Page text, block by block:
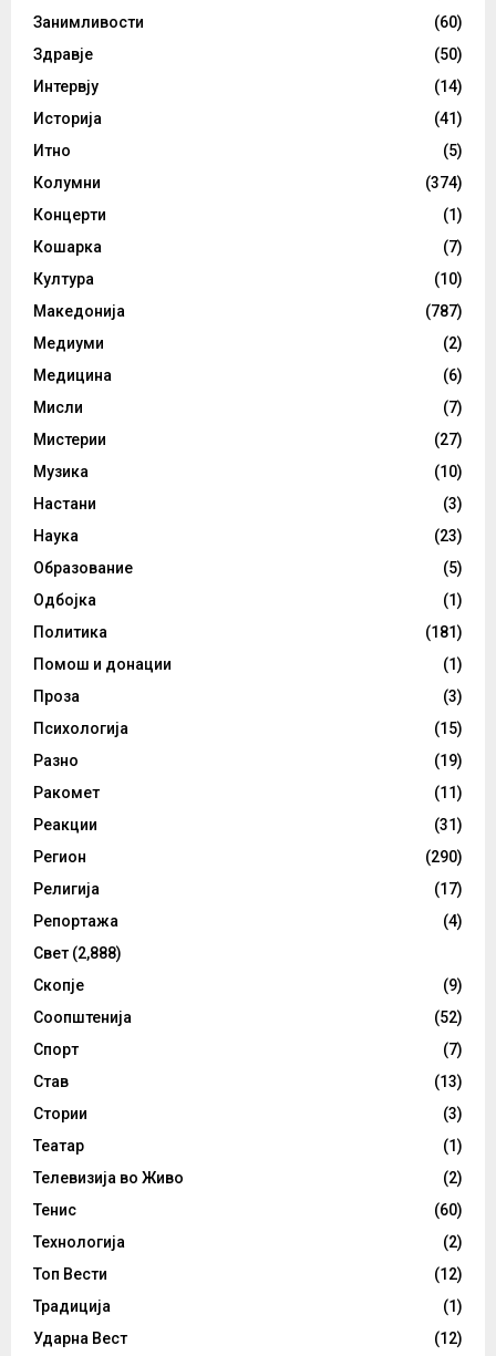
Занимливости
(60)
Здравје
(50)
Интервју
(14)
Историја
(41)
Итно
(5)
Колумни
(374)
Концерти
(1)
Кошарка
(7)
Култура
(10)
Македонија
(787)
Медиуми
(2)
Медицина
(6)
Мисли
(7)
Мистерии
(27)
Музика
(10)
Настани
(3)
Наука
(23)
Образование
(5)
Одбојка
(1)
Политика
(181)
Помош и донации
(1)
Проза
(3)
Психологија
(15)
Разно
(19)
Ракомет
(11)
Реакции
(31)
Регион
(290)
Религија
(17)
Репортажа
(4)
Свет (2,888)
Скопје
(9)
Соопштенија
(52)
Спорт
(7)
Став
(13)
Стории
(3)
Театар
(1)
Телевизија во Живо
(2)
Тенис
(60)
Технологија
(2)
Топ Вести
(12)
Традиција
(1)
Ударна Вест
(12)